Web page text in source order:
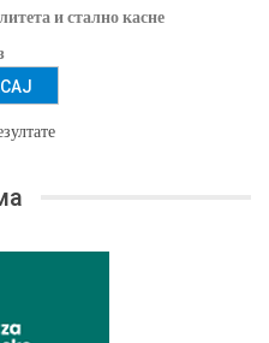
и стално касне